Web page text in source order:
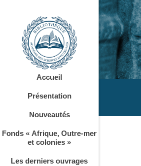
Accueil
Présentation
Nouveautés
Fonds « Afrique, Outre-mer
et colonies »
Les derniers ouvrages